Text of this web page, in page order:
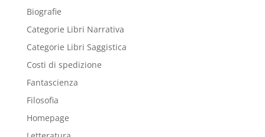
Biografie
Categorie Libri Narrativa
Categorie Libri Saggistica
Costi di spedizione
Fantascienza
Filosofia
Homepage